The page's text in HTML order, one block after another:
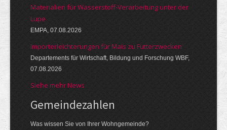
Materialien für Wasserstoff-Verarbeitung unter der
Lupe
EMPA, 07.08.2026
Importerleichterungen für Mais zu Futterzwecken
Departements für Wirtschaft, Bildung und Forschung WBF,
07.08.2026
Siehe mehr News
Gemeinde­zahlen
Was wissen Sie von Ihrer Wohngemeinde?